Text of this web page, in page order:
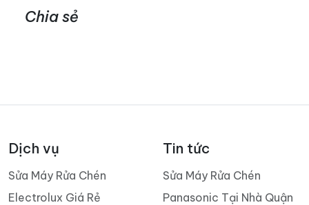
Chia sẻ
Dịch vụ
Sửa Máy Rửa Chén
Electrolux Giá Rẻ
Tin tức
Sửa Máy Rửa Chén
Panasonic Tại Nhà Quận